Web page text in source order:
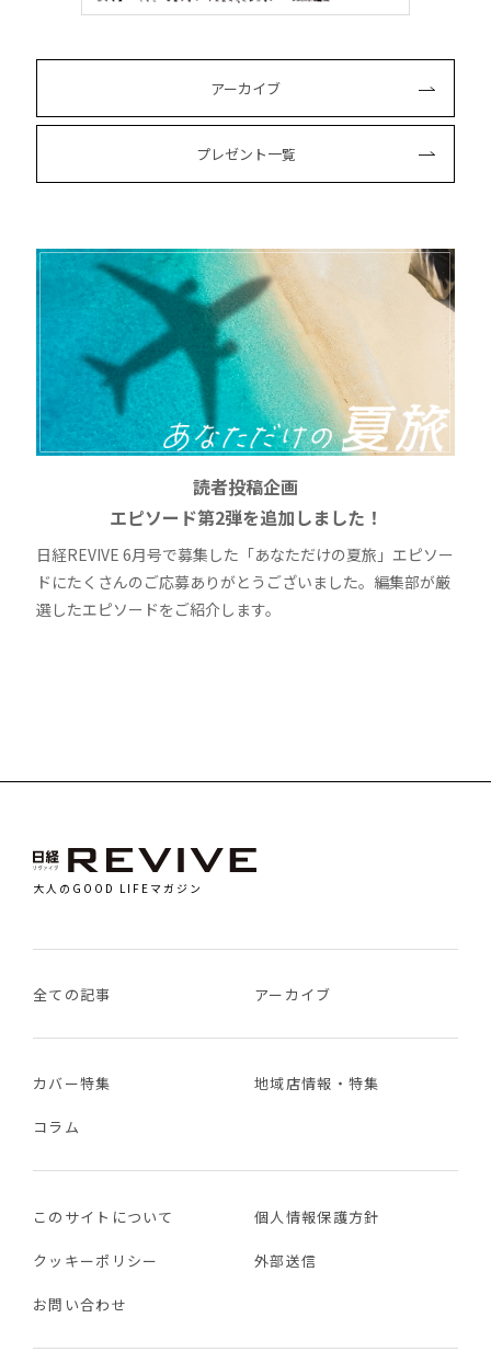
アーカイブ
プレゼント一覧
読者投稿企画
エピソード第2弾を追加しました！
日経REVIVE 6月号で募集した「あなただけの夏旅」エピソー
ドにたくさんのご応募ありがとうございました。編集部が厳
選したエピソードをご紹介します。
大人のGOOD LIFEマガジン
全ての記事 アーカイブ
カバー特集 地域店情報・特集
コラム
このサイトについて 個人情報保護方針
クッキーポリシー 外部送信
お問い合わせ